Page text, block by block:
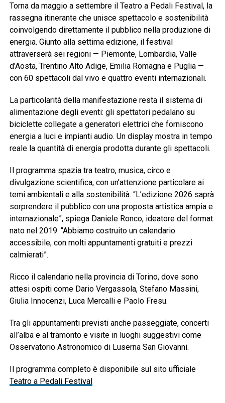
Torna da maggio a settembre il Teatro a Pedali Festival, la
rassegna itinerante che unisce spettacolo e sostenibilità
coinvolgendo direttamente il pubblico nella produzione di
energia. Giunto alla settima edizione, il festival
attraverserà sei regioni — Piemonte, Lombardia, Valle
d’Aosta, Trentino Alto Adige, Emilia Romagna e Puglia —
con 60 spettacoli dal vivo e quattro eventi internazionali.
La particolarità della manifestazione resta il sistema di
alimentazione degli eventi: gli spettatori pedalano su
biciclette collegate a generatori elettrici che forniscono
energia a luci e impianti audio. Un display mostra in tempo
reale la quantità di energia prodotta durante gli spettacoli.
Il programma spazia tra teatro, musica, circo e
divulgazione scientifica, con un’attenzione particolare ai
temi ambientali e alla sostenibilità. “L’edizione 2026 saprà
sorprendere il pubblico con una proposta artistica ampia e
internazionale”, spiega Daniele Ronco, ideatore del format
nato nel 2019. “Abbiamo costruito un calendario
accessibile, con molti appuntamenti gratuiti e prezzi
calmierati”.
Ricco il calendario nella provincia di Torino, dove sono
attesi ospiti come Dario Vergassola, Stefano Massini,
Giulia Innocenzi, Luca Mercallie Paolo Fresu.
Tra gli appuntamenti previsti anche passeggiate, concerti
all’alba e al tramonto e visite in luoghi suggestivi come
Osservatorio Astronomico di Luserna San Giovanni.
Il programma completo è disponibile sul sito ufficiale
Teatro a Pedali Festival